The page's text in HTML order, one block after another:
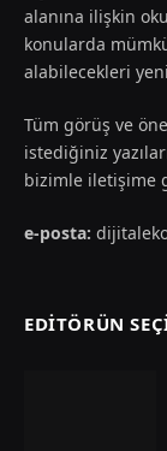
alanına ilişkin
konularda
alabilecekleri
Tüm görüş ve
istediğiniz
bizimle iletişime
e-posta:
EDİTÖRÜN